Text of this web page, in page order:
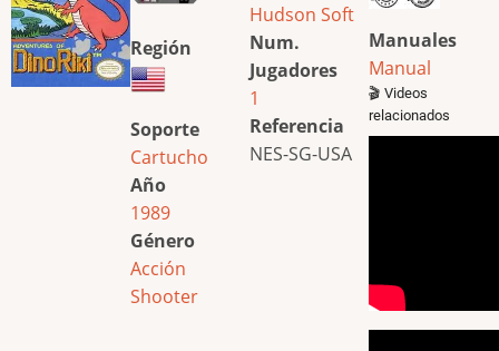
Región
Soporte
Cartucho
Año
1989
Género
Acción
Shooter
Hudson Soft
Num.
Jugadores
1
Referencia
NES-SG-USA
Manuales
Manual
🎬 Videos
relacionados